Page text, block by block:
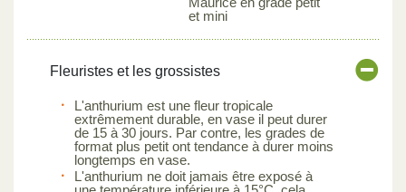
et mini
Fleuristes et les grossistes
L'anthurium est une fleur tropicale
extrêmement durable, en vase il peut durer
de 15 à 30 jours. Par contre, les grades de
format plus petit ont tendance à durer moins
longtemps en vase.
L'anthurium ne doit jamais être exposé à